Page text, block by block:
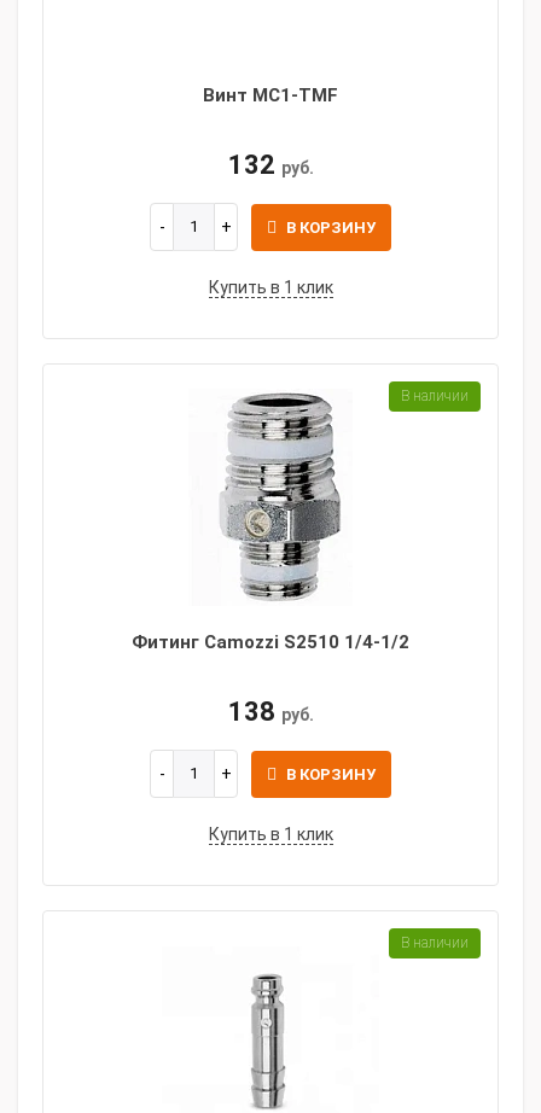
Винт MC1-TMF
132 руб.
В КОРЗИНУ
Купить в 1 клик
Фитинг Camozzi S2510 1/4-1/2
138 руб.
В КОРЗИНУ
Купить в 1 клик
В наличии
В наличии